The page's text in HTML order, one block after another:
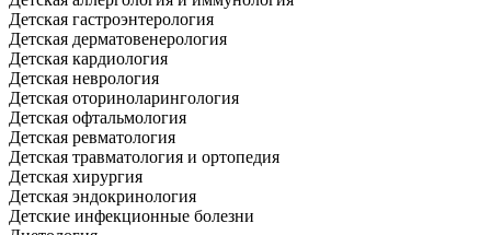
Детская гастроэнтерология
Детская дерматовенерология
Детская кардиология
Детская неврология
Детская оториноларингология
Детская офтальмология
Детская ревматология
Детская травматология и ортопедия
Детская хирургия
Детская эндокринология
Детские инфекционные болезни